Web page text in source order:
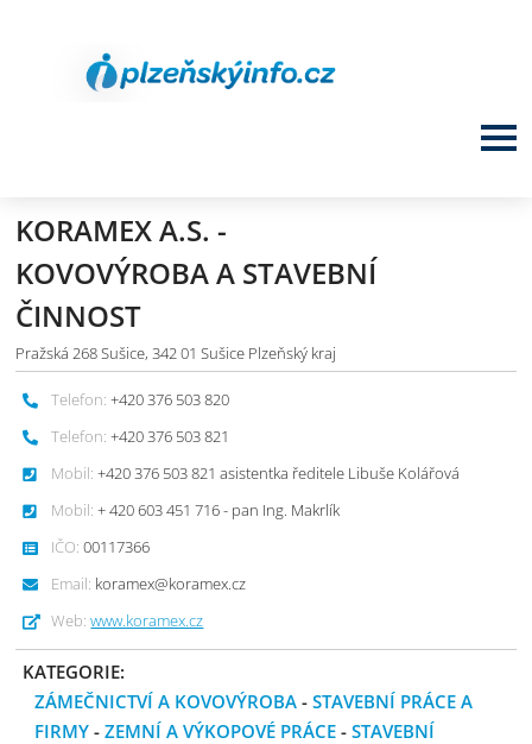
KORAMEX A.S. -
KOVOVÝROBA A STAVEBNÍ
ČINNOST
Pražská 268 Sušice, 342 01 Sušice Plzeňský kraj
Telefon: +420 376 503 820
Telefon: +420 376 503 821
Mobil: +420 376 503 821 asistentka ředitele Libuše Kolářová
Mobil: + 420 603 451 716 - pan Ing. Makrlík
IČO: 00117366
Email: koramex@koramex.cz
Web: www.koramex.cz
KATEGORIE:
ZÁMEČNICTVÍ A KOVOVÝROBA -STAVEBNÍ PRÁCE A
FIRMY -ZEMNÍ A VÝKOPOVÉ PRÁCE -STAVEBNÍ